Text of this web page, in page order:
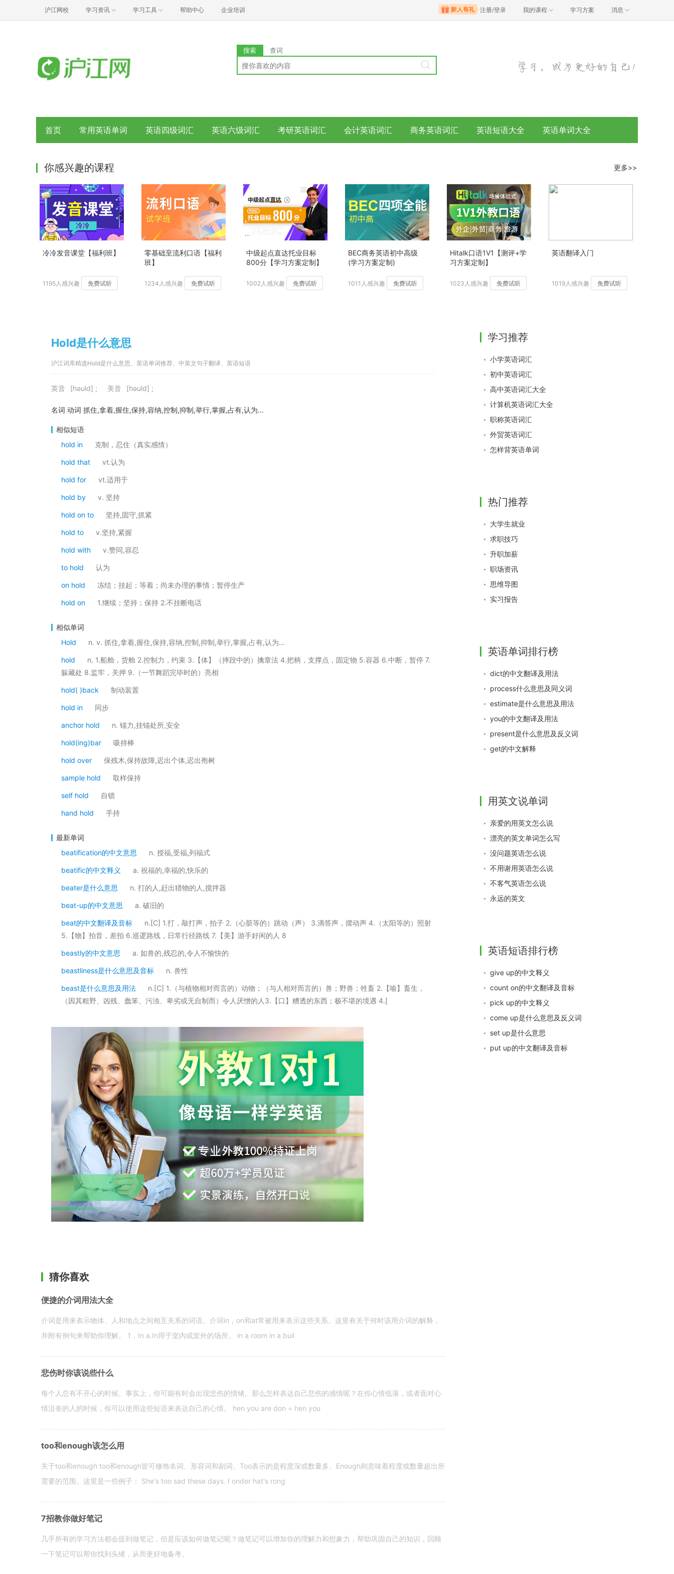
沪江网校 学习资讯 学习工具 帮助中心 企业培训 注册/登录 我的课程 学习方案 消息
搜索 查词
首页 常用英语单词 英语四级词汇 英语六级词汇 考研英语词汇 会计英语词汇 商务英语词汇 英语短语大全 英语单词大全
你感兴趣的课程 更多>>
冷冷发音课堂【福利班】
1195人感兴趣 免费试听
零基础至流利口语【福利
班】
1234人感兴趣 免费试听
中级起点直达托业目标
800分【学习方案定制】
1002人感兴趣 免费试听
BEC商务英语初中高级
(学习方案定制)
1011人感兴趣 免费试听
Hitalk口语1V1【测评+学
习方案定制】
1023人感兴趣 免费试听
英语翻译入门
1019人感兴趣 免费试听
Hold是什么意思
沪江词库精选Hold是什么意思、英语单词推荐、中英文句子翻译、英语短语
英音 [həuld] ; 美音 [həuld] ;
名词 动词 抓住,拿着,握住,保持,容纳,控制,抑制,举行,掌握,占有,认为…
相似短语
hold in
克制，忍住（真实感情）
hold that vt.认为
hold for vt.适用于
hold by v. 坚持
hold on to 坚持,固守,抓紧
hold to v.坚持,紧握
hold with v.赞同,容忍
to hold 认为
on hold 冻结；挂起；等着；尚未办理的事情；暂停生产
hold on 1.继续；坚持；保持 2.不挂断电话
相似单词
Hold
n. v. 抓住,拿着,握住,保持,容纳,控制,抑制,举行,掌握,占有,认为…
hold
n. 1.船舱，货舱 2.控制力，约束 3.【体】（摔跤中的）擒章法 4.把柄，支撑点，固定物 5.容器 6.中断，暂停 7.
躲藏处 8.监牢，关押 9.（一节舞蹈完毕时的）亮相
hold( )back 制动装置
hold in 同步
anchor hold n. 锚力,挂锚处所,安全
hold(ing)bar 吸持棒
hold over 保残木,保持故障,迟出个体,迟出孢树
sample hold 取样保持
self hold 自锁
hand hold 手持
最新单词
beatification的中文意思
n. 授福,受福,列福式
beatific的中文释义 a. 祝福的,幸福的,快乐的
beater是什么意思 n. 打的人,赶出猎物的人,搅拌器
beat-up的中文意思 a. 破旧的
beat的中文翻译及音标
n.[C] 1.打，敲打声，拍子 2.（心脏等的）跳动（声） 3.滴答声，摆动声 4.（太阳等的）照射
5.【物】拍音，差拍 6.巡逻路线，日常行径路线 7.【美】游手好闲的人 8
beastly的中文意思 a. 如兽的,残忍的,令人不愉快的
beastliness是什么意思及音标 n. 兽性
beast是什么意思及用法
n.[C] 1.（与植物相对而言的）动物；（与人相对而言的）兽；野兽；牲畜 2.【喻】畜生，
（因其粗野、凶残、蠢笨、污浊、卑劣或无自制而）令人厌憎的人3.【口】糟透的东西；极不堪的境遇 4.[
猜你喜欢
便捷的介词用法大全
介词是用来表示物体、人和地点之间相互关系的词语。介词in，on和at常被用来表示这些关系。这里有关于何时该用介词的解释，
并附有例句来帮助你理解。 1．In a.In用于室内或室外的场所。 in a room in a buil
悲伤时你该说些什么
每个人总有不开心的时候。事实上，你可能有时会出现悲伤的情绪。那么怎样表达自己悲伤的感情呢？在你心情低落，或者面对心
情沮丧的人的时候，你可以使用这些短语来表达自己的心情。 hen you are don = hen you
too和enough该怎么用
关于too和enough too和enough皆可修饰名词、形容词和副词。Too表示的是程度深或数量多。Enough则意味着程度或数量超出所
需要的范围。这里是一些例子： She's too sad these days. I onder hat's rong
7招教你做好笔记
几乎所有的学习方法都会提到做笔记，但是应该如何做笔记呢？做笔记可以增加你的理解力和想象力，帮助巩固自己的知识，回顾
一下笔记可以帮你找到头绪，从而更好地备考。
学习推荐
小学英语词汇
初中英语词汇
高中英语词汇大全
计算机英语词汇大全
职称英语词汇
外贸英语词汇
怎样背英语单词
热门推荐
大学生就业
求职技巧
升职加薪
职场资讯
思维导图
实习报告
英语单词排行榜
dict的中文翻译及用法
process什么意思及同义词
estimate是什么意思及用法
you的中文翻译及用法
present是什么意思及反义词
get的中文解释
用英文说单词
亲爱的用英文怎么说
漂亮的英文单词怎么写
没问题英语怎么说
不用谢用英语怎么说
不客气英语怎么说
永远的英文
英语短语排行榜
give up的中文释义
count on的中文翻译及音标
pick up的中文释义
come up是什么意思及反义词
set up是什么意思
put up的中文翻译及音标